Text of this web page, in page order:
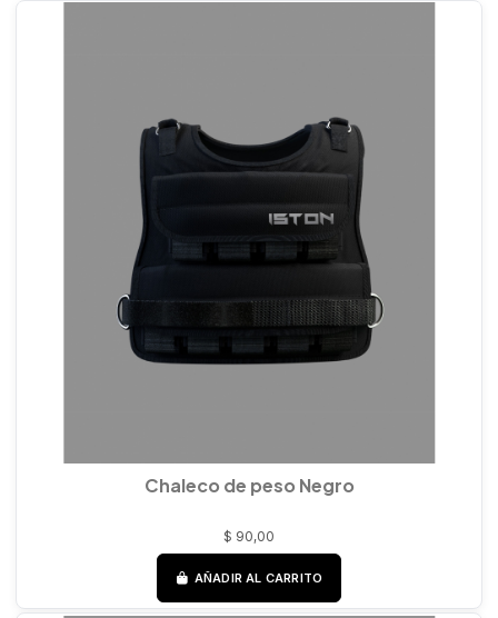
Chaleco de peso Negro
$ 90,00
AÑADIR AL CARRITO